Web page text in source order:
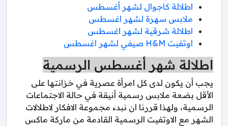
اطلالة كاجوال لشهر أغسطس
ملابس سهرة لشهر اغسطس
اطلالة شرقية لشهر اغسطس
اوتفيت H&M صيفي لشهر اغسطس
اطلالة شهر أغسطس الرسمية
يجب أن يكون لدى كل امرأة عصرية في خزانتها على
الأقل بضعة ملابس رسمية أنيقة في حالة الاجتماعات
الرسمية، ولهذا قررنا ان نبدء مجموعة الافكار لاطلالات
الشهر مع الاوتفيت الرسمية القادمة من ماركة ماكس